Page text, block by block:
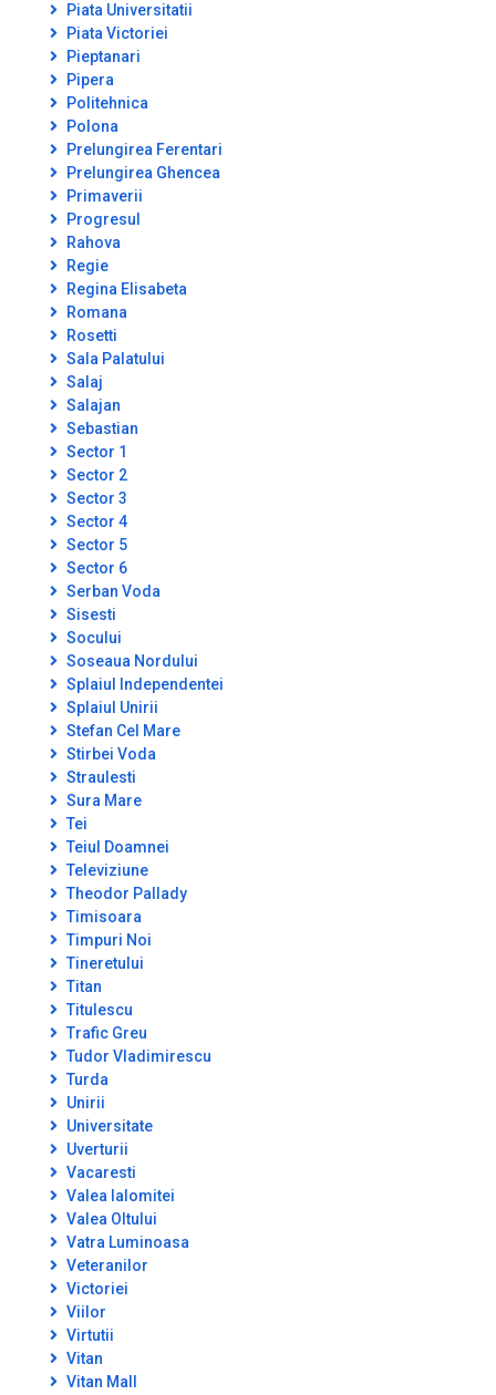
Piata Universitatii
Piata Victoriei
Pieptanari
Pipera
Politehnica
Polona
Prelungirea Ferentari
Prelungirea Ghencea
Primaverii
Progresul
Rahova
Regie
Regina Elisabeta
Romana
Rosetti
Sala Palatului
Salaj
Salajan
Sebastian
Sector 1
Sector 2
Sector 3
Sector 4
Sector 5
Sector 6
Serban Voda
Sisesti
Socului
Soseaua Nordului
Splaiul Independentei
Splaiul Unirii
Stefan Cel Mare
Stirbei Voda
Straulesti
Sura Mare
Tei
Teiul Doamnei
Televiziune
Theodor Pallady
Timisoara
Timpuri Noi
Tineretului
Titan
Titulescu
Trafic Greu
Tudor Vladimirescu
Turda
Unirii
Universitate
Uverturii
Vacaresti
Valea Ialomitei
Valea Oltului
Vatra Luminoasa
Veteranilor
Victoriei
Viilor
Virtutii
Vitan
Vitan Mall